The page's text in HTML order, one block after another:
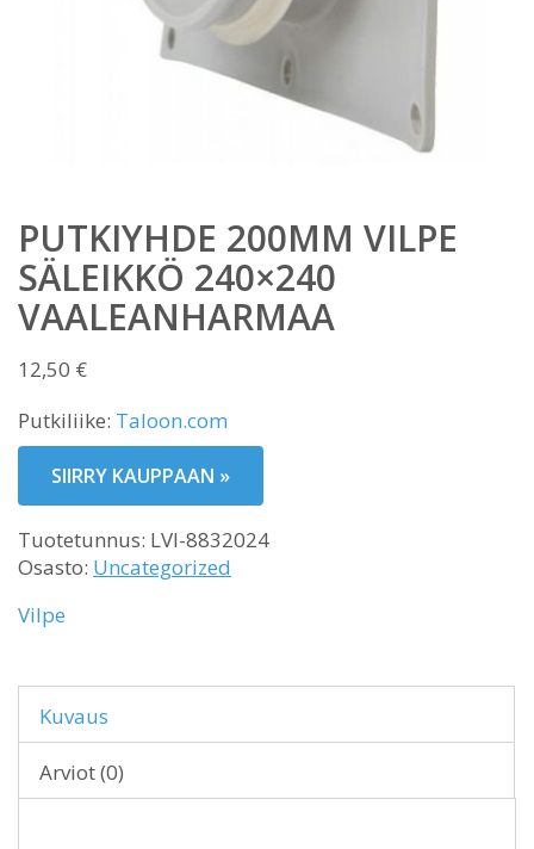
PUTKIYHDE 200MM VILPE
SÄLEIKKÖ 240×240
VAALEANHARMAA
12,50 €
Putkiliike: Taloon.com
SIIRRY KAUPPAAN »
Tuotetunnus: LVI-8832024
Osasto: Uncategorized
Vilpe
Kuvaus
Arviot (0)